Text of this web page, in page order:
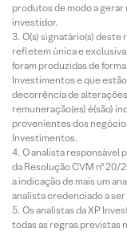
produtos de modo a
investidor.
O(s) signatário(s) deste
refletem única e
foram produzidas de
Investimentos e que
decorrência de
remuneração(es) é(são)
provenientes dos
Investimentos.
O analista responsável
da Resolução CVM nº
a indicação de mais um
analista credenciado a
Os analistas da XP
todas as regras previstas